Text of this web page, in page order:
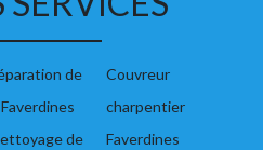
de
de
Couvreur
charpentier
Faverdines